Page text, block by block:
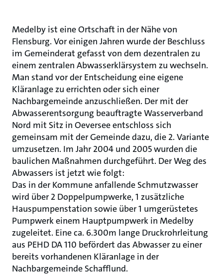
Medelby ist eine Ortschaft in der Nähe von
Flensburg. Vor einigen Jahren wurde der Beschluss
im Gemeinderat gefasst von dem dezentralen zu
einem zentralen Abwasserklärsystem zu wechseln.
Man stand vor der Entscheidung eine eigene
Kläranlage zu errichten oder sich einer
Nachbargemeinde anzuschließen. Der mit der
Abwasserentsorgung beauftragte Wasserverband
Nord mit Sitz in Oeversee entschloss sich
gemeinsam mit der Gemeinde dazu, die 2. Variante
umzusetzen. Im Jahr 2004 und 2005 wurden die
baulichen Maßnahmen durchgeführt. Der Weg des
Abwassers ist jetzt wie folgt:
Das in der Kommune anfallende Schmutzwasser
wird über 2 Doppelpumpwerke, 1 zusätzliche
Hauspumpenstation sowie über 1 umgerüstetes
Pumpwerk einem Hauptpumpwerk in Medelby
zugeleitet. Eine ca. 6.300m lange Druckrohrleitung
aus PEHD DA 110 befördert das Abwasser zu einer
bereits vorhandenen Kläranlage in der
Nachbargemeinde Schafflund.